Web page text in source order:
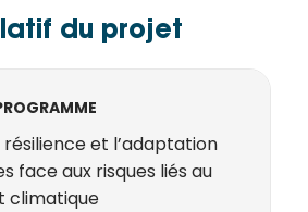
du projet
et l’adaptation
face aux risques liés au
climatique